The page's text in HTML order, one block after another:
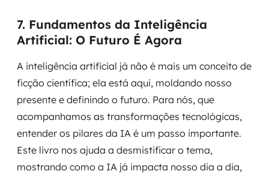
7. Fundamentos da Inteligência
Artificial: O Futuro É Agora
A inteligência artificial já não é mais um conceito de
ficção científica; ela está aqui, moldando nosso
presente e definindo o futuro. Para nós, que
acompanhamos as transformações tecnológicas,
entender os pilares da IA é um passo importante.
Este livro nos ajuda a desmistificar o tema,
mostrando como a IA já impacta nosso dia a dia,